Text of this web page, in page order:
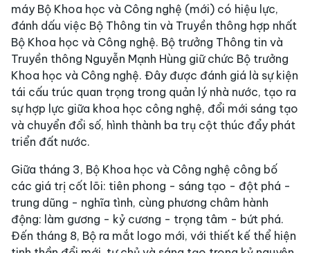
máy Bộ Khoa học và Công nghệ (mới) có hiệu lực,
đánh dấu việc Bộ Thông tin và Truyền thông hợp nhất
Bộ Khoa học và Công nghệ. Bộ trưởng Thông tin và
Truyền thông Nguyễn Mạnh Hùng giữ chức Bộ trưởng
Khoa học và Công nghệ. Đây được đánh giá là sự kiện
tái cấu trúc quan trọng trong quản lý nhà nước, tạo ra
sự hợp lực giữa khoa học công nghệ, đổi mới sáng tạo
và chuyển đổi số, hình thành ba trụ cột thúc đẩy phát
triển đất nước.
Giữa tháng 3, Bộ Khoa học và Công nghệ công bố
các giá trị cốt lõi: tiên phong - sáng tạo - đột phá -
trung dũng - nghĩa tình, cùng phương châm hành
động: làm gương - kỷ cương - trọng tâm - bứt phá.
Đến tháng 8, Bộ ra mắt logo mới, với thiết kế thể hiện